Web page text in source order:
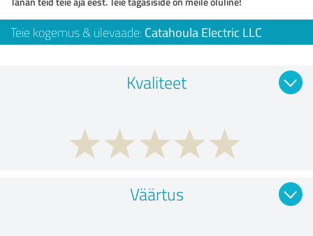
Teie kogemus & ülevaade: Catahoula Electric LLC
Kvaliteet
Väärtus